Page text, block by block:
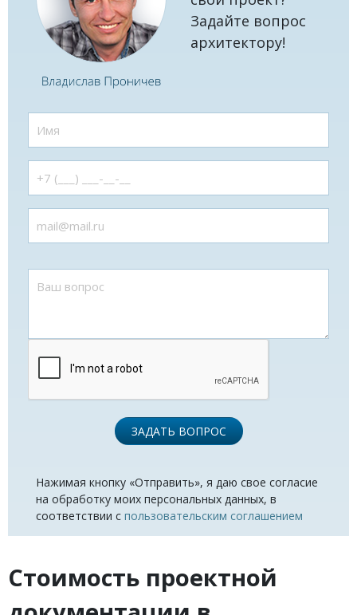
Задайте вопрос
архитектору!
ЗАДАТЬ ВОПРОС
Нажимая кнопку «Отправить», я даю свое согласие
на обработку моих персональных данных, в
соответствии с пользовательским соглашением
Стоимость проектной